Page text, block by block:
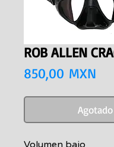
ROB ALLEN
850,00 MXN
Agotado
Volumen bajo